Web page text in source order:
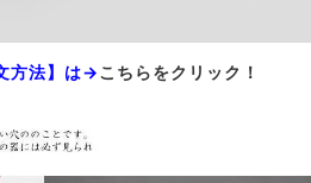
方法】は→こちらをクリック！